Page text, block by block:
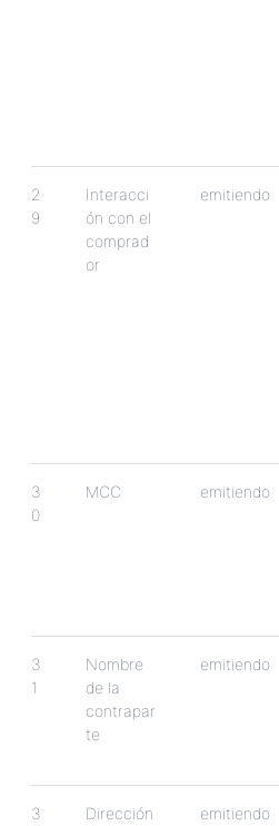
2
9
Interacci
ón con el
comprad
or
emitiendo
3
0
MCC emitiendo
3
1
Nombre
de la
contrapar
te
emitiendo
3
Dirección
emitiendo